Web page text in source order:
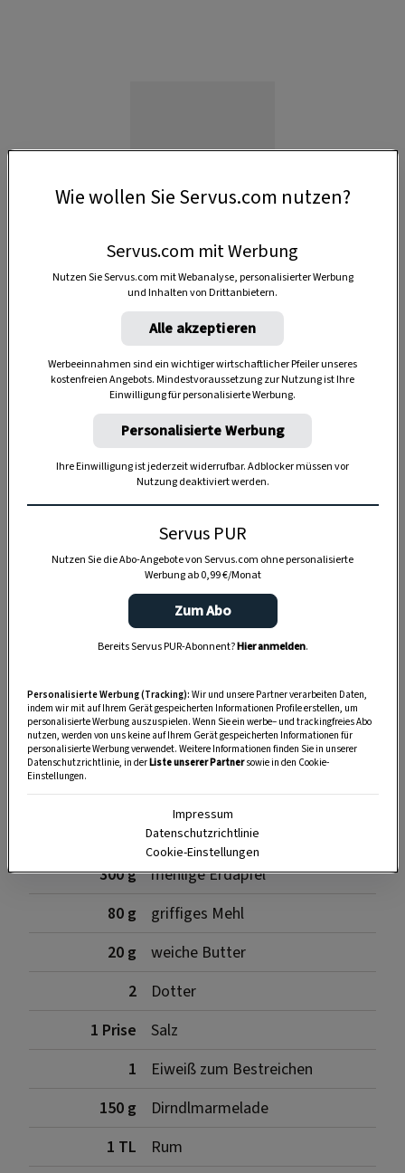
SPEICHERN DRUCKEN
Zutaten
300 g
mehlige Erdäpfel
80 g
griffiges Mehl
20 g
weiche Butter
2
Dotter
1 Prise
Salz
1
Eiweiß zum Bestreichen
150 g
Dirndlmarmelade
1 TL
Rum
Wie wollen Sie Servus.com nutzen?
Servus.com mit Werbung
Nutzen Sie Servus.com mit Webanalyse, personalisierter Werbung
und Inhalten von Drittanbietern.
Alle akzeptieren
Werbeeinnahmen sind ein wichtiger wirtschaftlicher Pfeiler unseres
kostenfreien Angebots. Mindestvoraussetzung zur Nutzung ist Ihre
Einwilligung für personalisierte Werbung.
Personalisierte Werbung
Ihre Einwilligung ist jederzeit widerrufbar. Adblocker müssen vor
Nutzung deaktiviert werden.
Servus PUR
Nutzen Sie die Abo-Angebote von Servus.com ohne personalisierte
Werbung ab 0,99 €/Monat
Zum Abo
Bereits Servus PUR-Abonnent?Hier anmelden.
Personalisierte Werbung (Tracking): Wir und unsere Partner verarbeiten Daten,
indem wir mit auf Ihrem Gerät gespeicherten Informationen Profile erstellen, um
personalisierte Werbung auszuspielen. Wenn Sie ein werbe– und trackingfreies Abo
nutzen, werden von uns keine auf Ihrem Gerät gespeicherten Informationen für
personalisierte Werbung verwendet. Weitere Informationen finden Sie in unserer
Datenschutzrichtlinie, in derListe unserer Partnersowie in den Cookie-
Einstellungen.
Impressum
Datenschutzrichtlinie
Cookie-Einstellungen